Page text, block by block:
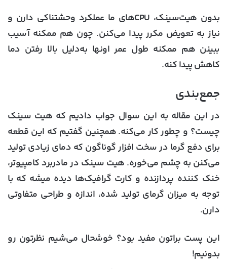
بدون هیت‌سینک، CPUهای ما عملکرد وحشتناکی دارن و
نیاز به تعویض مکرر پیدا می‌کنن. چون هم ممکنه آسیب
ببینن هم ممکنه طول عمر اونها به‌دلیل بالا رفتن دما
کاهش پیدا کنه.
جمع‌بندی
در این مقاله به این سوال جواب دادیم که هیت سینک
چیست؟ و چطور کار می‌کنه. همچنین گفتیم که این قطعه
برای دفع گرما در سخت افزار گوناگون که دمای زیادی تولید
می‌کنن به چشم می‌خوره. هیت سینک در مادربرد کامپیوتر،
خنک کننده پردازنده و کارت گرافیک‌ها دیده میشه که با
توجه به میزان گرمای تولید شده، اندازه و طراحی متفاوتی
دارن.
این پست براتون مفید بود؟ خوشحال می‌شیم نظرتون رو
بدونیم!